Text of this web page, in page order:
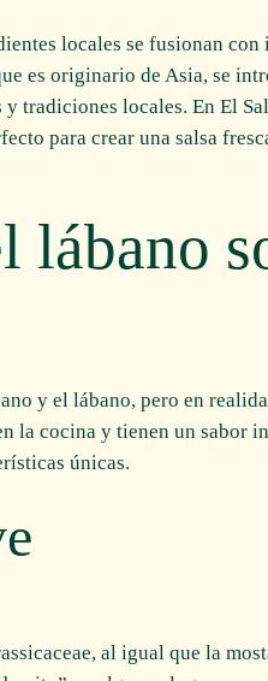
locales se fusionan
es originario de Asia, se
tradiciones locales. En El
para crear una salsa
lábano
y el lábano, pero en
la cocina y tienen un sabor
únicas.
al igual que la